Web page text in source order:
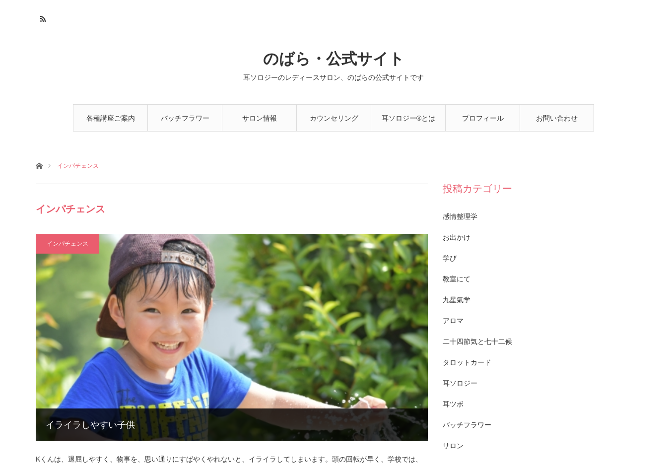
のばら・公式サイト
耳ソロジーのレディースサロン、のばらの公式サイトです
各種講座ご案内 バッチフラワー サロン情報 カウンセリング 耳ソロジー®とは プロフィール お問い合わせ
ホームインパチェンス
インパチェンス
インパチェンス
イライラしやすい子供
Kくんは、退屈しやすく、物事を、思い通りにすばやくやれないと、イライラしてしまいます。頭の回転が早く、学校では、
投稿カテゴリー
感情整理学
お出かけ
学び
教室にて
九星氣学
アロマ
二十四節気と七十二候
タロットカード
耳ソロジー
耳ツボ
バッチフラワー
サロン